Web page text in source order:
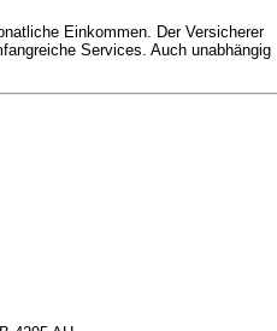
Einkommen. Der Versicherer
Services. Auch unabhängig